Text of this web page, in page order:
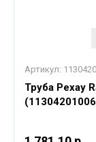
Артикул:
Труба Рехау